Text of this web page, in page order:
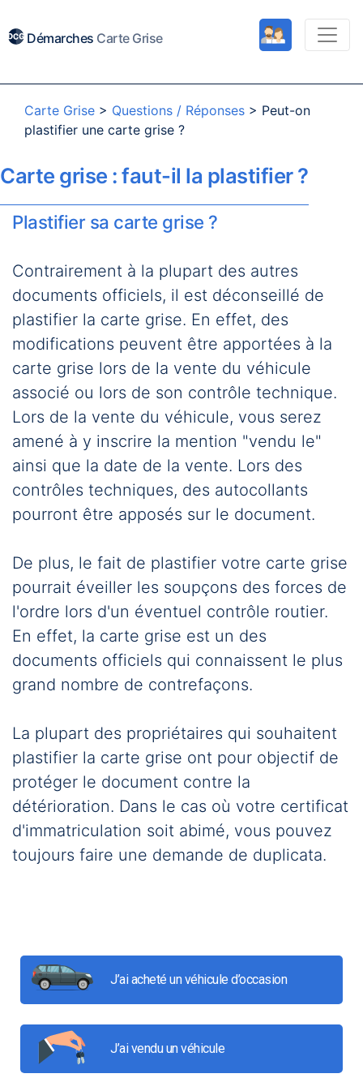
Démarches Carte Grise
Carte Grise > Questions / Réponses > Peut-on
plastifier une carte grise ?
Carte grise : faut-il la plastifier ?
Plastifier sa carte grise ?
Contrairement à la plupart des autres
documents officiels, il est déconseillé de
plastifier la carte grise. En effet, des
modifications peuvent être apportées à la
carte grise lors de la vente du véhicule
associé ou lors de son contrôle technique.
Lors de la vente du véhicule, vous serez
amené à y inscrire la mention "vendu le"
ainsi que la date de la vente. Lors des
contrôles techniques, des autocollants
pourront être apposés sur le document.
De plus, le fait de plastifier votre carte grise
pourrait éveiller les soupçons des forces de
l'ordre lors d'un éventuel contrôle routier.
En effet, la carte grise est un des
documents officiels qui connaissent le plus
grand nombre de contrefaçons.
La plupart des propriétaires qui souhaitent
plastifier la carte grise ont pour objectif de
protéger le document contre la
détérioration. Dans le cas où votre certificat
d'immatriculation soit abimé, vous pouvez
toujours faire une demande de duplicata.
J’ai acheté un véhicule d’occasion
J’ai vendu un véhicule